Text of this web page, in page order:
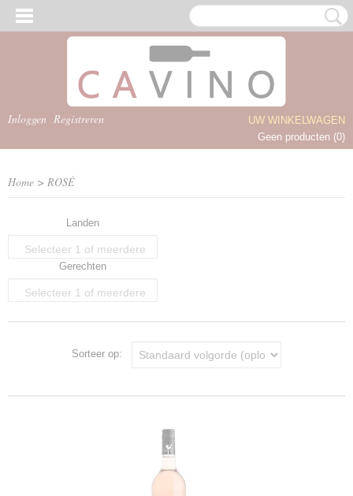
Inloggen Registreren
UW WINKELWAGEN
Geen producten (0)
Home > ROSÉ
Landen
Selecteer 1 of meerdere
opties
Gerechten
Selecteer 1 of meerdere
Sorteer op: